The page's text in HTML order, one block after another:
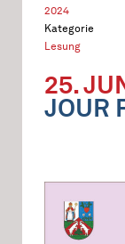
2024
Kategorie
Lesung
25.
JOUR